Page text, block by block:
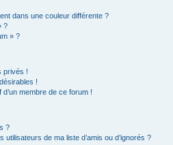
dans une couleur différente ?
?
» ?
privés !
!
membre de ce forum !
?
de ma liste d’amis ou d’ignorés ?